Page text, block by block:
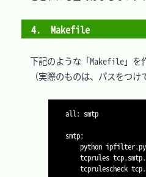
4.　Makefile
下記のような「Makefile」を
（実際のものは、パスをつけ
all: smtp
smtp:
tcprules